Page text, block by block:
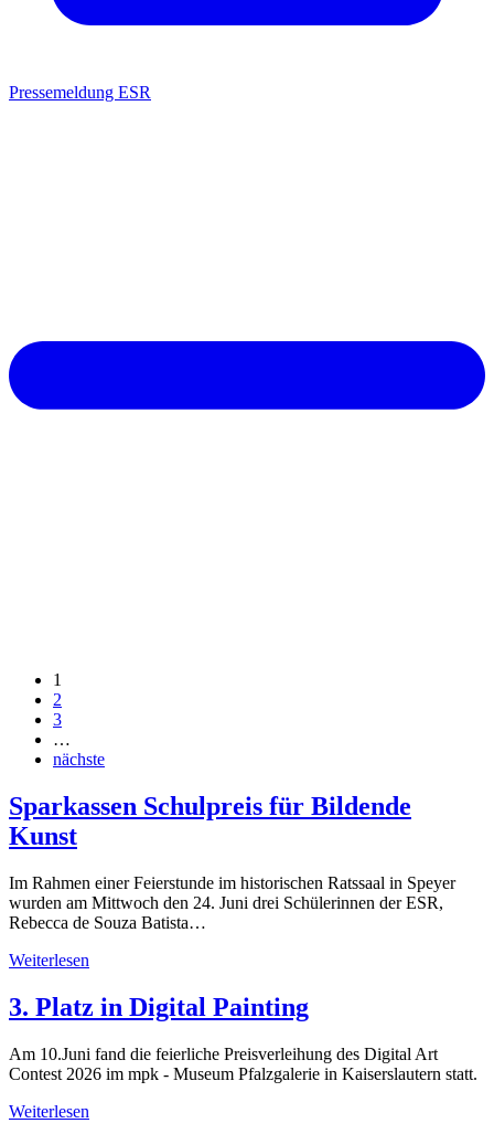
Pressemeldung ESR
1
2
3
…
nächste
Sparkassen Schulpreis für Bildende
Kunst
Im Rahmen einer Feierstunde im historischen Ratssaal in Speyer
wurden am Mittwoch den 24. Juni drei Schülerinnen der ESR,
Rebecca de Souza Batista…
Weiterlesen
3. Platz in Digital Painting
Am 10.Juni fand die feierliche Preisverleihung des Digital Art
Contest 2026 im mpk - Museum Pfalzgalerie in Kaiserslautern statt.
Weiterlesen